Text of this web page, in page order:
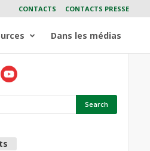
CONTACTS CONTACTS PRESSE
Dans les médias